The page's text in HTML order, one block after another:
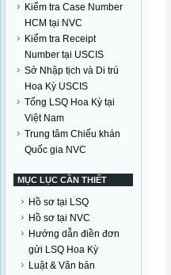
Kiểm tra Case Number
HCM tại NVC
Kiểm tra Receipt
Number tại USCIS
Sở Nhập tịch và Di trú
Hoa Kỳ USCIS
Tổng LSQ Hoa Kỳ tại
Việt Nam
Trung tâm Chiếu khán
Quốc gia NVC
MỤC LỤC CẦN THIẾT
Hồ sơ tại LSQ
Hồ sơ tại NVC
Hướng dẫn điền đơn
gửi LSQ Hoa Kỳ
Luật & Văn bản